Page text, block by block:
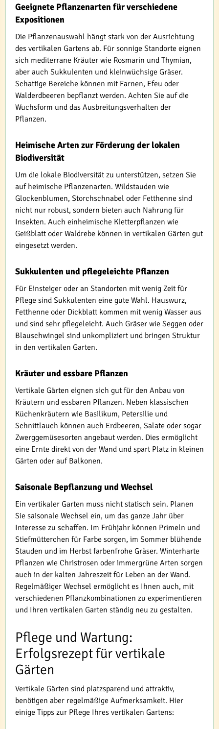
Geeignete Pflanzenarten für verschiedene
Expositionen
Die Pflanzenauswahl hängt stark von der Ausrichtung
des vertikalen Gartens ab. Für sonnige Standorte eignen
sich mediterrane Kräuter wie Rosmarin und Thymian,
aber auch Sukkulenten und kleinwüchsige Gräser.
Schattige Bereiche können mit Farnen, Efeu oder
Walderdbeeren bepflanzt werden. Achten Sie auf die
Wuchsform und das Ausbreitungsverhalten der
Pflanzen.
Heimische Arten zur Förderung der lokalen
Biodiversität
Um die lokale Biodiversität zu unterstützen, setzen Sie
auf heimische Pflanzenarten. Wildstauden wie
Glockenblumen, Storchschnabel oder Fetthenne sind
nicht nur robust, sondern bieten auch Nahrung für
Insekten. Auch einheimische Kletterpflanzen wie
Geißblatt oder Waldrebe können in vertikalen Gärten gut
eingesetzt werden.
Sukkulenten und pflegeleichte Pflanzen
Für Einsteiger oder an Standorten mit wenig Zeit für
Pflege sind Sukkulenten eine gute Wahl. Hauswurz,
Fetthenne oder Dickblatt kommen mit wenig Wasser aus
und sind sehr pflegeleicht. Auch Gräser wie Seggen oder
Blauschwingel sind unkompliziert und bringen Struktur
in den vertikalen Garten.
Kräuter und essbare Pflanzen
Vertikale Gärten eignen sich gut für den Anbau von
Kräutern und essbaren Pflanzen. Neben klassischen
Küchenkräutern wie Basilikum, Petersilie und
Schnittlauch können auch Erdbeeren, Salate oder sogar
Zwerggemüsesorten angebaut werden. Dies ermöglicht
eine Ernte direkt von der Wand und spart Platz in kleinen
Gärten oder auf Balkonen.
Saisonale Bepflanzung und Wechsel
Ein vertikaler Garten muss nicht statisch sein. Planen
Sie saisonale Wechsel ein, um das ganze Jahr über
Interesse zu schaffen. Im Frühjahr können Primeln und
Stiefmütterchen für Farbe sorgen, im Sommer blühende
Stauden und im Herbst farbenfrohe Gräser. Winterharte
Pflanzen wie Christrosen oder immergrüne Arten sorgen
auch in der kalten Jahreszeit für Leben an der Wand.
Regelmäßiger Wechsel ermöglicht es Ihnen auch, mit
verschiedenen Pflanzkombinationen zu experimentieren
und Ihren vertikalen Garten ständig neu zu gestalten.
Pflege und Wartung:
Erfolgsrezept für vertikale
Gärten
Vertikale Gärten sind platzsparend und attraktiv,
benötigen aber regelmäßige Aufmerksamkeit. Hier
einige Tipps zur Pflege Ihres vertikalen Gartens: